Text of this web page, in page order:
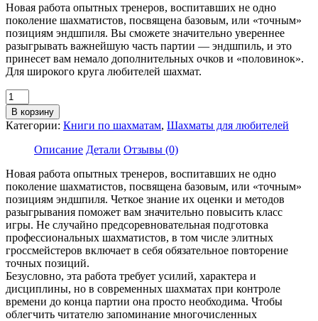
Новая работа опытных тренеров, воспитавших не одно
поколение шахматистов, посвящена базовым, или «точным»
позициям эндшпиля. Вы сможете значительно увереннее
разыгрывать важнейшую часть партии — эндшпиль, и это
принесет вам немало дополнительных очков и «половинок».
Для широкого круга любителей шахмат.
Количество
товара
Михаил
Шерешевский,
Константин
Винокуров
"Эндшпиль:
курс
молодого
бойца"
(второе
издание)
В корзину
Категории: Книги по шахматам, Шахматы для любителей
Описание Детали Отзывы (0)
Новая работа опытных тренеров, воспитавших не одно
поколение шахматистов, посвящена базовым, или «точным»
позициям эндшпиля. Четкое знание их оценки и методов
разыгрывания поможет вам значительно повысить класс
игры. Не случайно предсоревновательная подготовка
профессиональных шахматистов, в том числе элитных
гроссмейстеров включает в себя обязательное повторение
точных позиций.
Безусловно, эта работа требует усилий, характера и
дисциплины, но в современных шахматах при контроле
времени до конца партии она просто необходима. Чтобы
облегчить читателю запоминание многочисленных